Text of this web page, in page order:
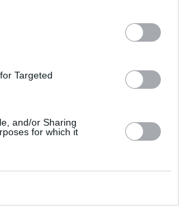
Targeted
and/or Sharing
for which it